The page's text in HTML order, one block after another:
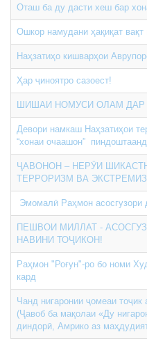
Оташ ба ду дасти хеш бар
Ошкор намудани ҳақиқат
Наҳзатиҳо кишварҳои
Ҳар ҷиноятро сазоест!
ШИШАИ НОМУСИ ОЛАМ
Девори намкаш Наҳзатиҳои
“хонаи очаашон” пиндоштаанд
ҶАВОНОН – НЕРӮИ
ТЕРРОРИЗМ ВА
Эмомалӣ Раҳмон асосгузори
ПЕШВОИ МИЛЛАТ -
НАВИНИ ТОҶИКОН!
Раҳмон "Роғун"-ро бо номи
кард
Чанд нигаронии ҷомеаи
(Ҷавоб ба мақолаи «Ду
диндорӣ, Амрико аз